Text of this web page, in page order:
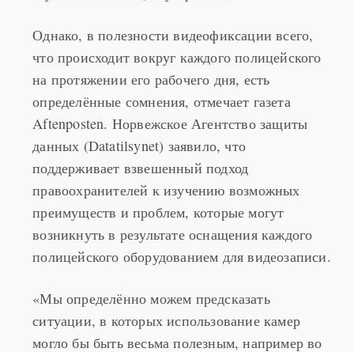
что происходит вокруг каждого полицейского
на протяжении его рабочего дня, есть
определённые сомнения, отмечает газета
Aftenposten. Норвежское Агентство защиты
данных (Datatilsynet) заявило, что
поддерживает взвешенный подход
правоохранителей к изучению возможных
преимуществ и проблем, которые могут
возникнуть в результате оснащения каждого
полицейского оборудованием для видеозаписи.
ситуации, в которых использование камер
могло бы быть весьма полезным, например во
время напряжённых заданий. Во время